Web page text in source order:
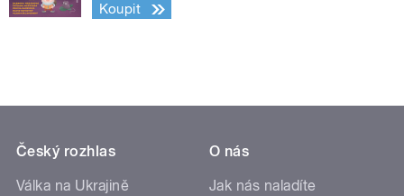
Koupit
Český rozhlas
Válka na Ukrajině
O nás
Jak nás naladíte